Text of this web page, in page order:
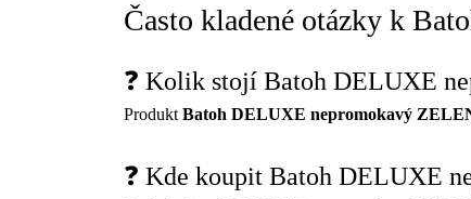
Často kladené otázky k
❓ Kolik stojí Batoh DELUXE
Produkt Batoh DELUXE nepromokavý
❓ Kde koupit Batoh DELUXE